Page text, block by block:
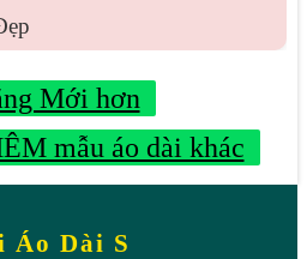
Mới hơn
mẫu áo dài khác
Áo Dài S